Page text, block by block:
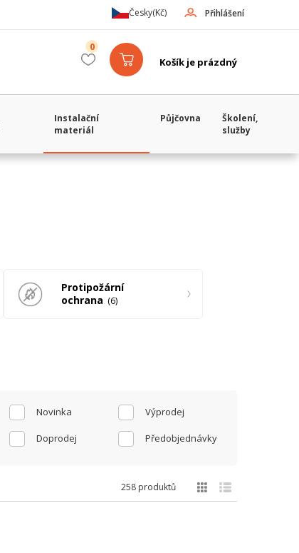
Přihlášení
Česky(Kč)
Košík je prázdný
0
Instalační
materiál
Půjčovna
Školení,
služby
Protipožární
ochrana
6
Novinka
Výprodej
Doprodej Předobjednávky
258 produktů